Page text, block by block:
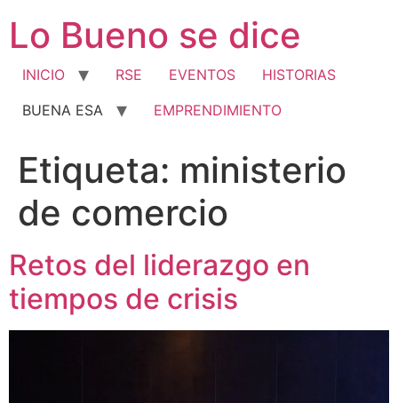
contenido
Lo Bueno se dice
INICIO RSE EVENTOS
HISTORIAS
BUENA ESA
EMPRENDIMIENTO
Etiqueta: ministerio
de comercio
Retos del liderazgo en
tiempos de crisis